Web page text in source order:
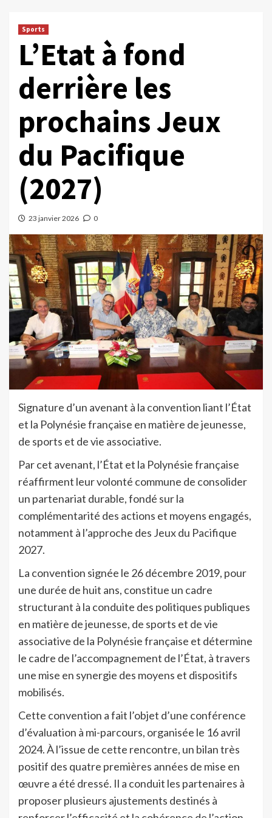
Sports
L’Etat à fond
derrière les
prochains Jeux
du Pacifique
(2027)
23 janvier 2026 0
Signature d’un avenant à la convention liant l’État
et la Polynésie française en matière de jeunesse,
de sports et de vie associative.
Par cet avenant, l’État et la Polynésie française
réaffirment leur volonté commune de consolider
un partenariat durable, fondé sur la
complémentarité des actions et moyens engagés,
notamment à l’approche des Jeux du Pacifique
2027.
La convention signée le 26 décembre 2019, pour
une durée de huit ans, constitue un cadre
structurant à la conduite des politiques publiques
en matière de jeunesse, de sports et de vie
associative de la Polynésie française et détermine
le cadre de l’accompagnement de l’État, à travers
une mise en synergie des moyens et dispositifs
mobilisés.
Cette convention a fait l’objet d’une conférence
d’évaluation à mi-parcours, organisée le 16 avril
2024. À l’issue de cette rencontre, un bilan très
positif des quatre premières années de mise en
œuvre a été dressé. Il a conduit les partenaires à
proposer plusieurs ajustements destinés à